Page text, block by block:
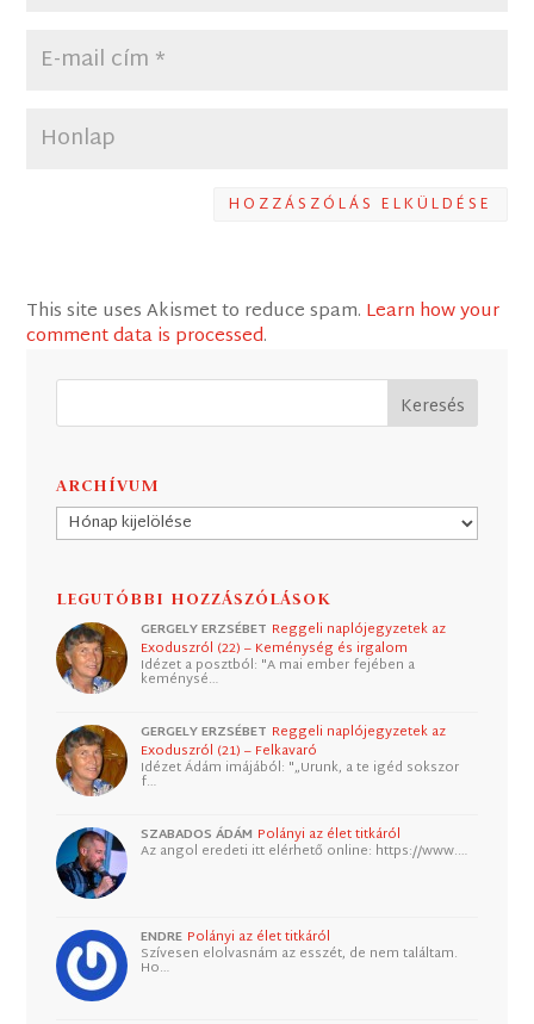
HOZZÁSZÓLÁS ELKÜLDÉSE
This site uses Akismet to reduce spam. Learn how your
comment data is processed.
ARCHÍVUM
Archívum
LEGUTÓBBI HOZZÁSZÓLÁSOK
GERGELY ERZSÉBET Reggeli naplójegyzetek az
Exoduszról (22) – Keménység és irgalom
Idézet a posztból: "A mai ember fejében a
keménysé…
GERGELY ERZSÉBET Reggeli naplójegyzetek az
Exoduszról (21) – Felkavaró
Idézet Ádám imájából: "„Urunk, a te igéd sokszor
f…
SZABADOS ÁDÁM Polányi az élet titkáról
Az angol eredeti itt elérhető online: https://www.…
ENDRE Polányi az élet titkáról
Szívesen elolvasnám az esszét, de nem találtam.
Ho…